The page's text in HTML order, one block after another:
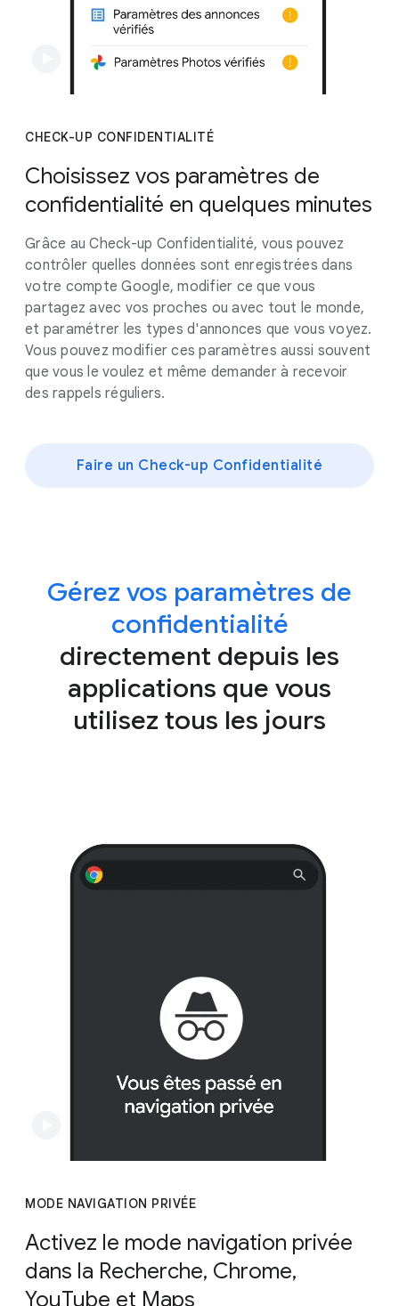
CHECK-UP CONFIDENTIALITÉ
Choisissez vos paramètres de
confidentialité en quelques minutes
Grâce au Check-up Confidentialité, vous pouvez
contrôler quelles données sont enregistrées dans
votre compte Google, modifier ce que vous
partagez avec vos proches ou avec tout le monde,
et paramétrer les types d'annonces que vous voyez.
Vous pouvez modifier ces paramètres aussi souvent
que vous le voulez et même demander à recevoir
des rappels réguliers.
Faire un Check-up Confidentialité
Gérez vos paramètres de
confidentialité
directement depuis les
applications que vous
utilisez tous les jours
MODE NAVIGATION PRIVÉE
Activez le mode navigation privée
dans la Recherche, Chrome,
YouTube et Maps